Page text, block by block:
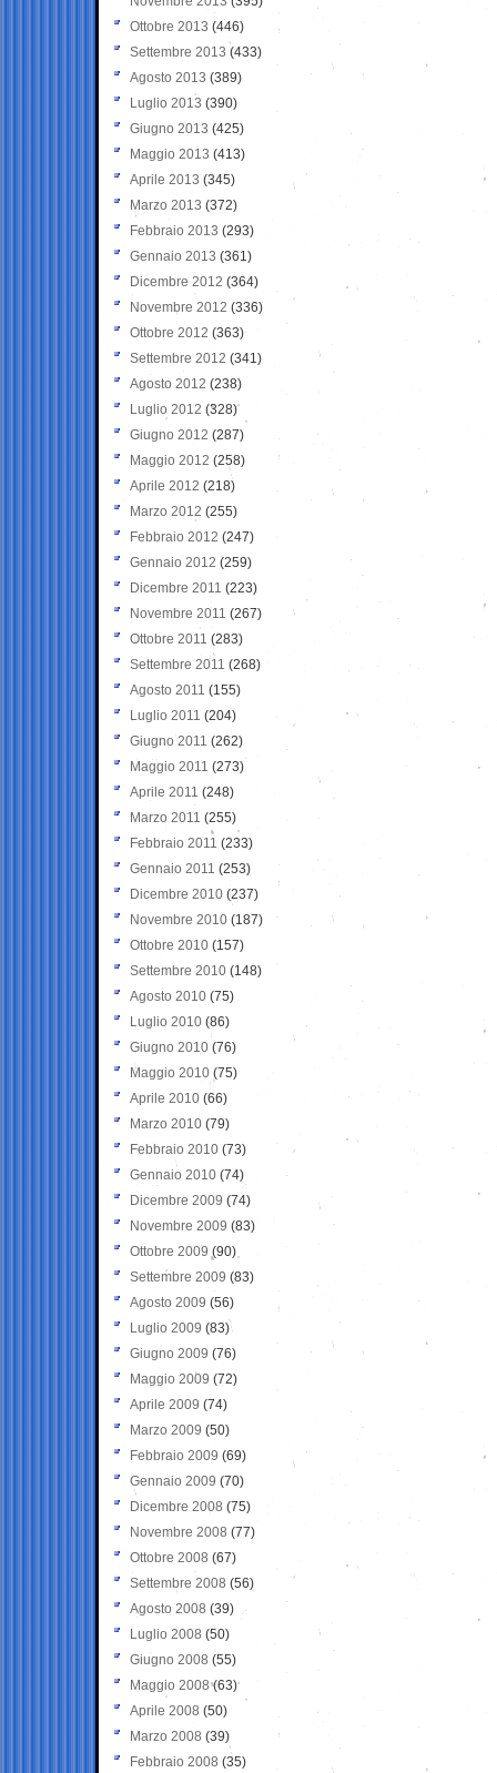
Ottobre 2013 (446)
Settembre 2013 (433)
Agosto 2013 (389)
Luglio 2013 (390)
Giugno 2013 (425)
Maggio 2013 (413)
Aprile 2013 (345)
Marzo 2013 (372)
Febbraio 2013 (293)
Gennaio 2013 (361)
Dicembre 2012 (364)
Novembre 2012 (336)
Ottobre 2012 (363)
Settembre 2012 (341)
Agosto 2012 (238)
Luglio 2012 (328)
Giugno 2012 (287)
Maggio 2012 (258)
Aprile 2012 (218)
Marzo 2012 (255)
Febbraio 2012 (247)
Gennaio 2012 (259)
Dicembre 2011 (223)
Novembre 2011 (267)
Ottobre 2011 (283)
Settembre 2011 (268)
Agosto 2011 (155)
Luglio 2011 (204)
Giugno 2011 (262)
Maggio 2011 (273)
Aprile 2011 (248)
Marzo 2011 (255)
Febbraio 2011 (233)
Gennaio 2011 (253)
Dicembre 2010 (237)
Novembre 2010 (187)
Ottobre 2010 (157)
Settembre 2010 (148)
Agosto 2010 (75)
Luglio 2010 (86)
Giugno 2010 (76)
Maggio 2010 (75)
Aprile 2010 (66)
Marzo 2010 (79)
Febbraio 2010 (73)
Gennaio 2010 (74)
Dicembre 2009 (74)
Novembre 2009 (83)
Ottobre 2009 (90)
Settembre 2009 (83)
Agosto 2009 (56)
Luglio 2009 (83)
Giugno 2009 (76)
Maggio 2009 (72)
Aprile 2009 (74)
Marzo 2009 (50)
Febbraio 2009 (69)
Gennaio 2009 (70)
Dicembre 2008 (75)
Novembre 2008 (77)
Ottobre 2008 (67)
Settembre 2008 (56)
Agosto 2008 (39)
Luglio 2008 (50)
Giugno 2008 (55)
Maggio 2008(63)
Aprile 2008 (50)
Marzo 2008 (39)
Febbraio 2008 (35)